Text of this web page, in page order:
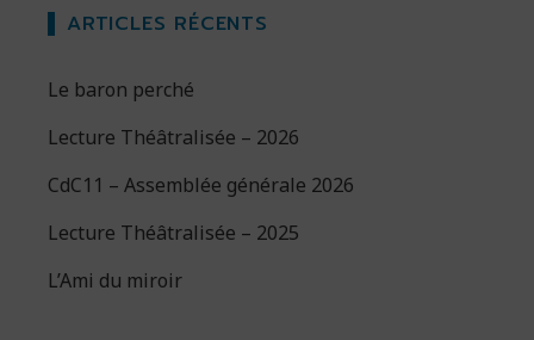
ARTICLES RÉCENTS
Le baron perché
Lecture Théâtralisée – 2026
CdC11 – Assemblée générale 2026
Lecture Théâtralisée – 2025
L’Ami du miroir